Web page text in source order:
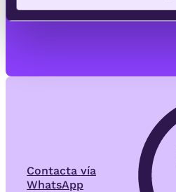
Contacta vía
WhatsApp